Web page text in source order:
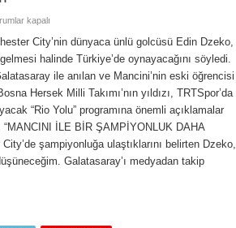
kapalı
City’nin dünyaca ünlü golcüsü Edin Dzeko,
halinde Türkiye’de oynayacağını söyledi.
ile anılan ve Mancini’nin eski öğrencisi
Hersek Milli Takımı’nın yıldızı, TRTSpor’da
“Rio Yolu” programına önemli açıklamalar
“MANCINI İLE BİR ŞAMPİYONLUK DAHA
şampiyonluğa ulaştıklarını belirten Dzeko,
Galatasaray’ı medyadan takip